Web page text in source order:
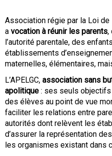
Association régie par la Loi
a vocation à réunir les parents,
l’autorité parentale, des
établissements
maternelles, élémentaires,
L’APELGC, association sans
apolitique : ses seuls
des élèves au point de vue
faciliter les relations entre
autorités dont relèvent les
d’assurer la représentation
les organismes existant dans